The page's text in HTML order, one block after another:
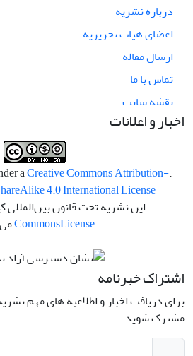
درباره نشریه
اعضای هیات تحریریه
ارسال مقاله
تماس با ما
نقشه سایت
اخبار و اعلانات
.This work is licensed under a
Creative Commons Attribution-
4.0 International License
این نشریه تحت قانون بین‌المللی
CommonsLicense
اشتراک خبرنامه
برای دریافت اخبار و اطلاعیه های مهم
مشترک شوید.